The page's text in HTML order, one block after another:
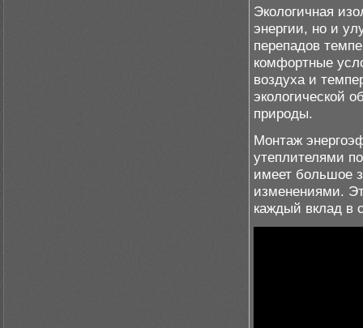
Экологичная
энергии, но и
перепадов
комфортные
воздуха и
экологической
природы.
Монтаж
утеплителями
имеет большое
изменениями.
каждый вклад в